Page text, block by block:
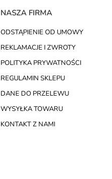
NASZA FIRMA
ODSTĄPIENIE OD UMOWY
REKLAMACJE I ZWROTY
POLITYKA PRYWATNOŚCI
REGULAMIN SKLEPU
DANE DO PRZELEWU
WYSYŁKA TOWARU
KONTAKT Z NAMI